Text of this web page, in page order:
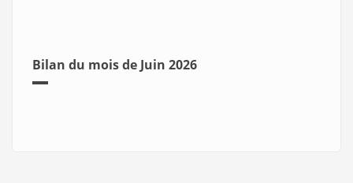
Bilan du mois de Juin 2026